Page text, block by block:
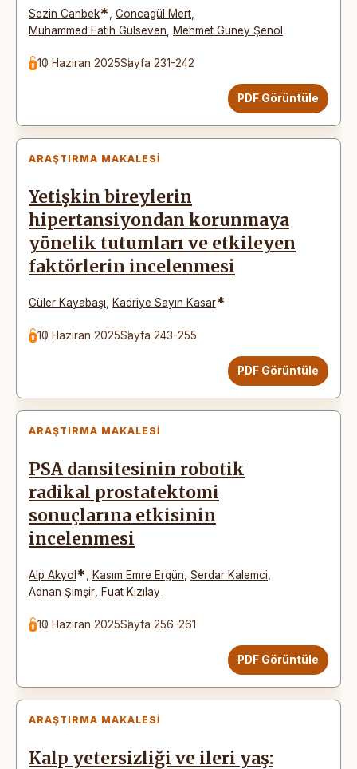
Sezin Canbek* Goncagül Mert
Muhammed Fatih Gülseven
Mehmet Güney Şenol
10 Haziran 2025Sayfa 231-242
PDF Görüntüle
ARAŞTIRMA MAKALESI
Yetişkin bireylerin
hipertansiyondan korunmaya
yönelik tutumları ve etkileyen
faktörlerin incelenmesi
Güler Kayabaşı Kadriye Sayın Kasar*
10 Haziran 2025Sayfa 243-255
PDF Görüntüle
ARAŞTIRMA MAKALESI
PSA dansitesinin robotik
radikal prostatektomi
sonuçlarına etkisinin
incelenmesi
Alp Akyol * Kasım Emre Ergün Serdar Kalemci
Adnan Şimşir
Fuat Kızılay
10 Haziran 2025Sayfa 256-261
PDF Görüntüle
ARAŞTIRMA MAKALESI
Kalp yetersizliği ve ileri yaş: